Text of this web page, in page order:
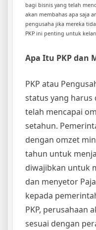
bagi bisnis yang telah
akan membahas apa saja
pengusaha jika mereka
PKP ini penting untuk
Apa Itu PKP dan
PKP atau
status yang harus
telah mencapai
setahun.
dengan omzet
tahun untuk
diwajibkan untuk
dan menyetor
kepada
PKP, perusahaan
sesuai dengan